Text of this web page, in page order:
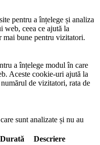
pentru a înțelege și analiza
web, ceea ce ajută la
mai bune pentru vizitatori.
a înțelege modul în care
Aceste cookie-uri ajută la
de vizitatori, rata de
sunt analizate și nu au
Durată
Descriere